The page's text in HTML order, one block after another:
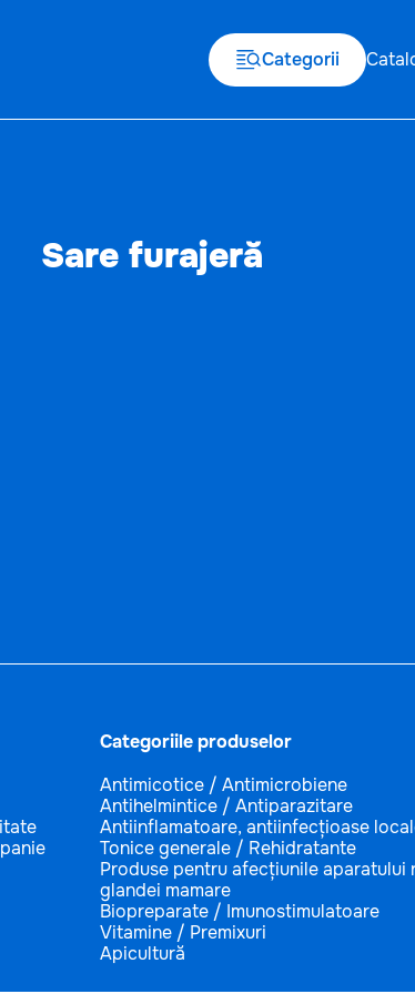
Categorii
Sare furajeră
Categoriile produselor
Antimicotice / Antimicrobiene
Antihelmintice / Antiparazitare
Antiinflamatoare, antiinfecțioase
Tonice generale / Rehidratante
Produse pentru afecțiunile aparatului
glandei mamare
Biopreparate / Imunostimulatoare
Vitamine / Premixuri
Apicultură